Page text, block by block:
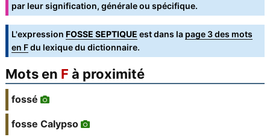
par leur signification, générale ou spécifique.
L'expression FOSSE SEPTIQUE est dans la page 3 des mots
en Fdu lexique du dictionnaire.
Mots en F à proximité
fossé
fosse Calypso